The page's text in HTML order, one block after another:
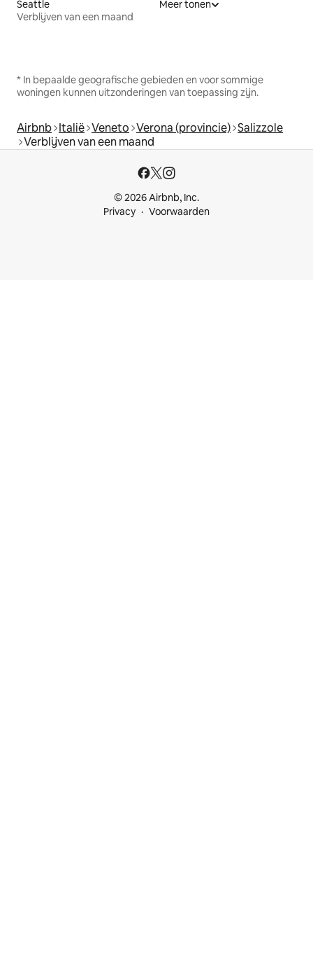
Seattle
Verblijven van een maand
Meer tonen
* In bepaalde geografische gebieden en voor sommige
woningen kunnen uitzonderingen van toepassing zijn.
Airbnb Italië Veneto Verona (provincie) Salizzole
Verblijven van een maand
© 2026 Airbnb, Inc.
Privacy
Voorwaarden